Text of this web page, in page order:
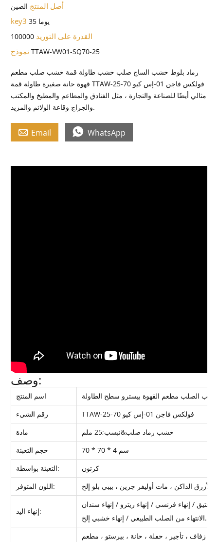
أصل المنتج الصين
key3 35 يوما
القدرة على التوريد 100000
نموذجTTAW-VW01-SQ70-25
رماد بلوط خشب الساج صلب خشب طاولة قمة خشب صلب مطعم
قهوة حانة صغيرة طاولة قمة TTAW-فولكس فاجن 01-إس كيو 70-25
مثالي أيضًا للصناعة والتجارة ، مثل الفنادق والمطاعم والمطبخ والمكتب
والجراج وقاعة الولائم والمزيد.
 Email  WhatsApp
وصف:
اسم المنتج
الصلب مطعم القهوة بيسترو سطح الطاولة
رقم الشيء
TTAW-فولكس فاجن 01-إس كيو 70-25
مادة
خشب رماد صلب&نبسب;25 ملم
حجم التعبئة
70 * 70 * 4 سم
التعبئة بواسطة:
كرتون
اللون المتوفر:
إنهاء اليد:
الانتهاء من الصلب الطبيعي / إنهاء خشبي إلخ.